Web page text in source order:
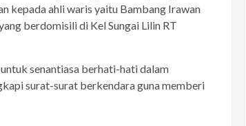
kepada ahli waris yaitu Bambang Irawan
berdomisili di Kel Sungai Lilin RT
senantiasa berhati-hati dalam
surat-surat berkendara guna memberi